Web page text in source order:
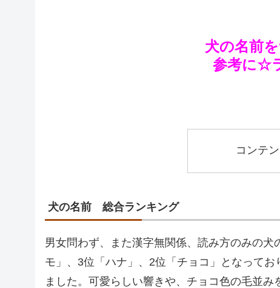
犬の名前
参考に☆
コンテ
犬の名前 総合ランキング
男女問わず、また漢字無関係、読み方のみの
モ」、3位「ハナ」、2位「チョコ」となって
ました。可愛らしい響きや、チョコ色の毛並み